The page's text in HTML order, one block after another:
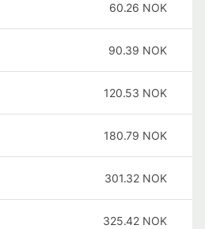
60.26 NOK
90.39 NOK
120.53 NOK
180.79 NOK
301.32 NOK
325.42 NOK